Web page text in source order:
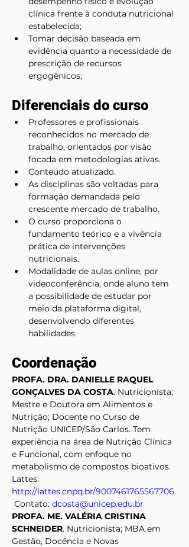
clínica frente à conduta nutricional
estabelecida;
Tomar decisão baseada em
evidência quanto a necessidade de
prescrição de recursos
ergogênicos;
Diferenciais do curso
Professores e profissionais
reconhecidos no mercado de
trabalho, orientados por visão
focada em metodologias ativas.
Conteúdo atualizado.
As disciplinas são voltadas para
formação demandada pelo
crescente mercado de trabalho.
O curso proporciona o
fundamento teórico e a vivência
prática de intervenções
nutricionais.
Modalidade de aulas online, por
videoconferência, onde aluno tem
a possibilidade de estudar por
meio da plataforma digital,
desenvolvendo diferentes
habilidades.
Coordenação
PROFA. DRA. DANIELLE RAQUEL
GONÇALVES DA COSTA. Nutricionista;
Mestre e Doutora em Alimentos e
Nutrição; Docente no Curso de
Nutrição UNICEP/São Carlos. Tem
experiência na área de Nutrição Clínica
e Funcional, com enfoque no
metabolismo de compostos bioativos.
Lattes:
http://lattes.cnpq.br/9007461765567706.
Contato: dcosta@unicep.edu.br
PROFA. ME. VALÉRIA CRISTINA
SCHNEIDER. Nutricionista; MBA em
Gestão, Docência e Novas